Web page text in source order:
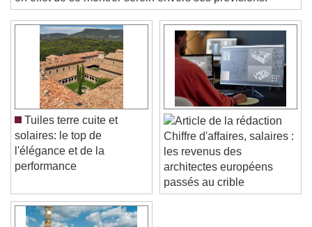
Color Opacity
Text Background
Color
Caption Area Background
Color
Font Size
en effet de se montrer serein envers ses prévisions.
Tuiles terre cuite et
solaires: le top de
l'élégance et de la
Chiffre d'affaires, salaires :
les revenus des
architectes européens
passés au crible